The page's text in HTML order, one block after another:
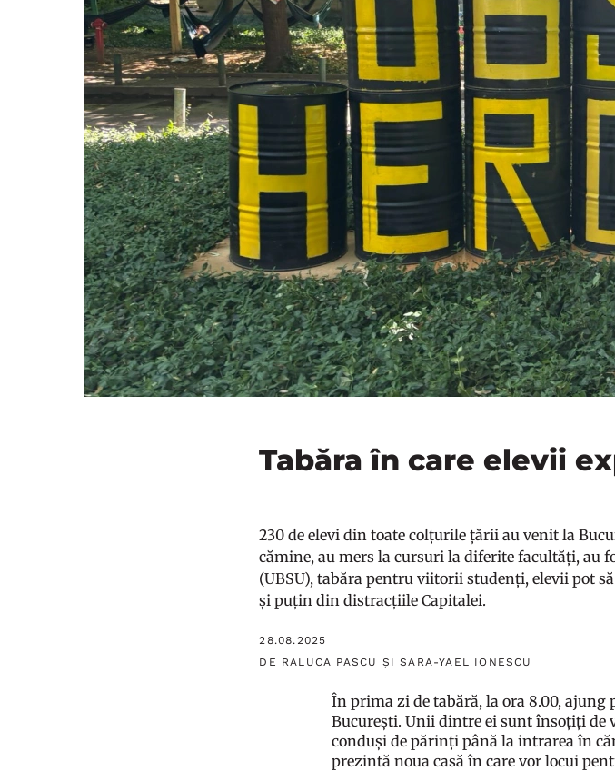
Tabăra în care elevii
230 de elevi din toate colțurile țării au venit la
cămine, au mers la cursuri la diferite facultăți, au
(UBSU), tabăra pentru viitorii studenți, elevii pot
și puțin din distracțiile Capitalei.
28.08.2025
DE RALUCA PASCU ȘI SARA-YAEL IONESCU
În prima zi de tabără, la ora 8.00,
București. Unii dintre ei sunt însoțiți de
conduși de părinți până la intrarea în
prezintă noua casă în care vor locui